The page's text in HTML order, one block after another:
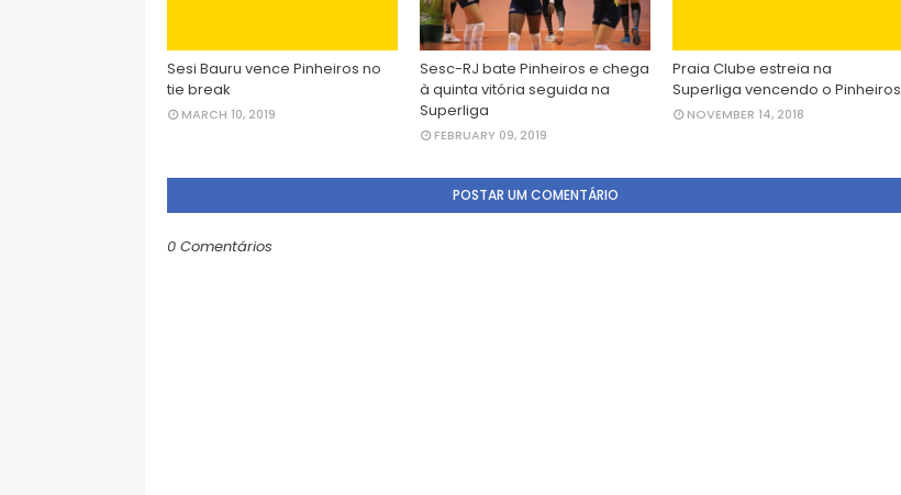
Sesi Bauru vence Pinheiros no
tie break
MARCH 10, 2019
Sesc-RJ bate Pinheiros e chega
à quinta vitória seguida na
Superliga
FEBRUARY 09, 2019
Praia Clube estreia na
Superliga vencendo o Pinheiros
NOVEMBER 14, 2018
POSTAR UM COMENTÁRIO
0 Comentários